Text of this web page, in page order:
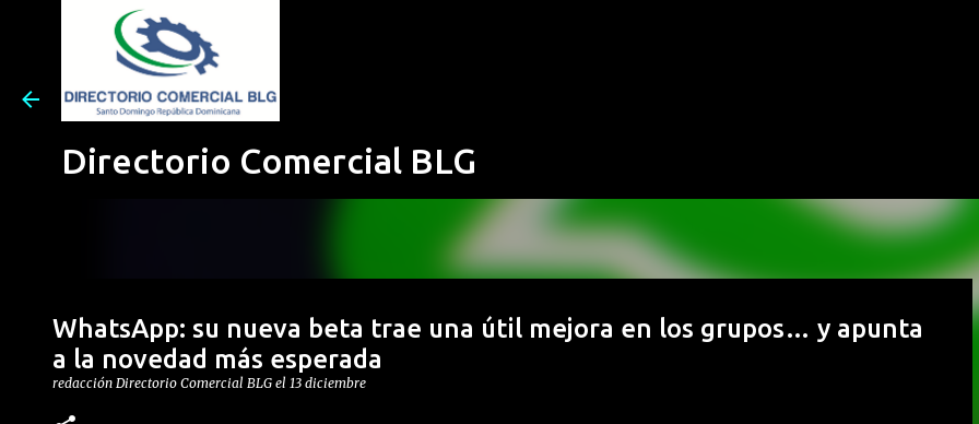
Directorio Comercial BLG
WhatsApp: su nueva beta trae una útil mejora en los grupos… y apunta
a la novedad más esperada
redacción Directorio Comercial BLG el 13 diciembre